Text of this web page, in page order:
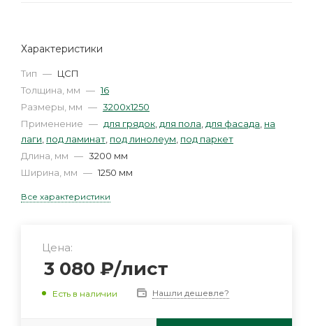
Характеристики
Тип — ЦСП
Толщина, мм — 16
Размеры, мм — 3200х1250
Применение — для грядок для пола для фасада на
лаги под ламинат под линолеум под паркет
Длина, мм — 3200 мм
Ширина, мм — 1250 мм
Все характеристики
Цена:
3 080 ₽/лист
Есть в наличии Нашли дешевле?